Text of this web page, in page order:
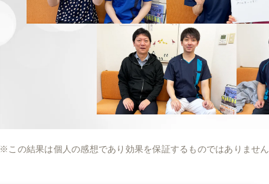
※この結果は個人の感想であり効果を保証するものではありません